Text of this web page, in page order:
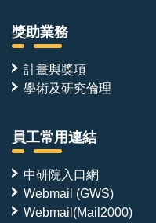
獎助業務
計畫與獎項
學術及研究倫理
員工常用連結
中研院入口網
Webmail (GWS)
Webmail(Mail2000)